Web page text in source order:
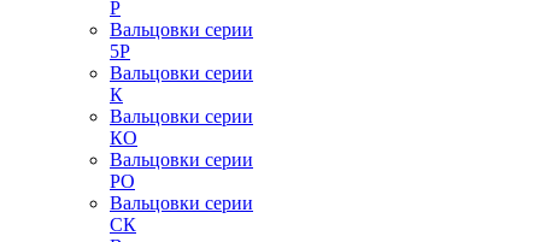
Р
Вальцовки серии
5Р
Вальцовки серии
К
Вальцовки серии
КО
Вальцовки серии
РО
Вальцовки серии
СК